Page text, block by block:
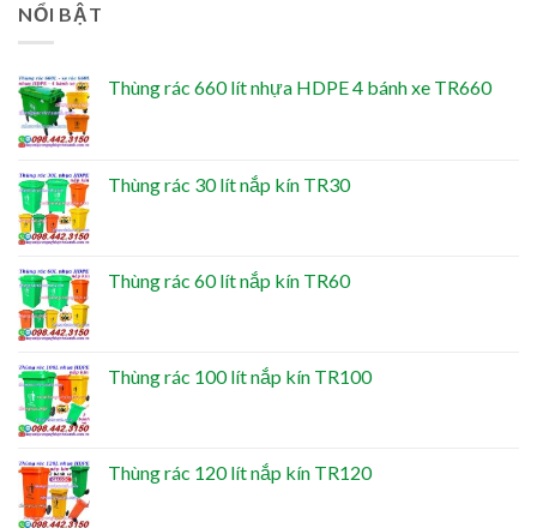
NỔI BẬT
Thùng rác 660 lít nhựa HDPE 4 bánh xe TR660
Thùng rác 30 lít nắp kín TR30
Thùng rác 60 lít nắp kín TR60
Thùng rác 100 lít nắp kín TR100
Thùng rác 120 lít nắp kín TR120